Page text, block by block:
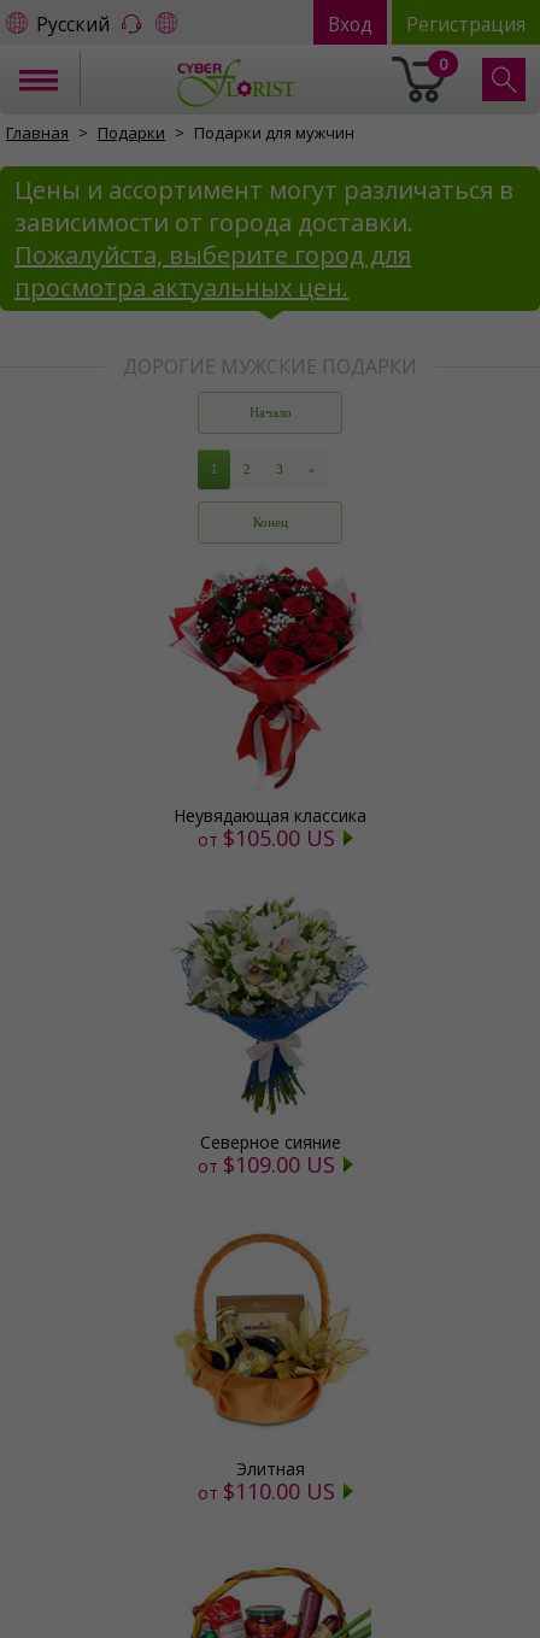
Русский Вход Регистрация
0
Главная Подарки Подарки для мужчин
Цены и ассортимент могут различаться в
зависимости от города доставки.
Пожалуйста, выберите город для
просмотра актуальных цен.
ДОРОГИЕ МУЖСКИЕ ПОДАРКИ
Начало
1 2 3 »
Конец
Неувядающая классика
от $105.00 US
Северное сияние
от $109.00 US
Элитная
от $110.00 US